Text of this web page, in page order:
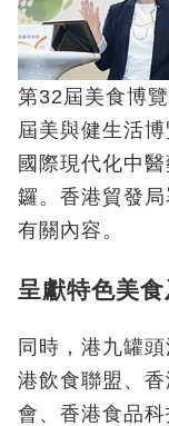
第32屆美食博
屆美與健生活
國際現代化中
鑼。香港貿發
有關內容。
呈獻特色美
同時，港九罐
港飲食聯盟、
會、香港食品